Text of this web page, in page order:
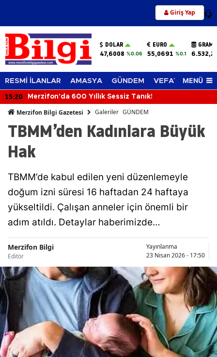
Giriş Yap 12
DOLAR
47,6008 %0.06
EURO
55,0691 %0.1
GRAM
RESMİ İLANLAR AMASYA GÜNDEM VEFAT EDENLER
MENÜ
15:20 Merzifon'da 600 Yıllık Sessiz Tanık!
Merzifon Bilgi Gazetesi Galeriler GÜNDEM
TBMM’den Kadınlara Büyük
Hak
TBMM’de kabul edilen yeni düzenlemeyle
doğum izni süresi 16 haftadan 24 haftaya
yükseltildi. Çalışan anneler için önemli bir
adım atıldı. Detaylar haberimizde…
Merzifon Bilgi
Editör
Yayınlanma
23 Nisan 2026 - 17:50